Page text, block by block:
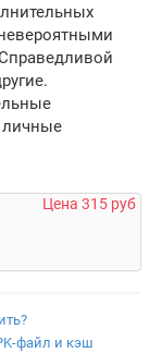
личные
Цена 315 руб
файл и кэш